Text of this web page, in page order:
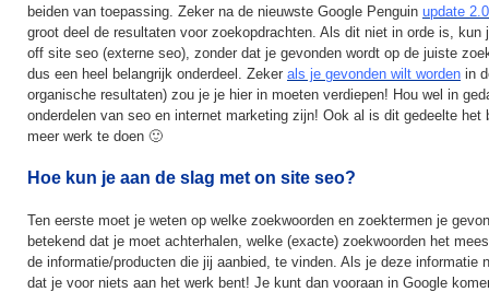
beiden van toepassing. Zeker na de nieuwste Google Penguin update 2.0
groot deel de resultaten voor zoekopdrachten. Als dit niet in orde is, kun
off site seo (externe seo), zonder dat je gevonden wordt op de juiste
dus een heel belangrijk onderdeel. Zeker als je gevonden wilt worden in
organische resultaten) zou je je hier in moeten verdiepen! Hou wel in
onderdelen van seo en internet marketing zijn! Ook al is dit gedeelte het
meer werk te doen 🙂
Hoe kun je aan de slag met on site seo?
Ten eerste moet je weten op welke zoekwoorden en zoektermen je
betekend dat je moet achterhalen, welke (exacte) zoekwoorden het
de informatie/producten die jij aanbied, te vinden. Als je deze informatie
dat je voor niets aan het werk bent! Je kunt dan vooraan in Google